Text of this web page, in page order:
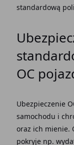
standardową
OC
Ubezpieczenie
samochodu i
oraz ich mienie.
pokryje np.